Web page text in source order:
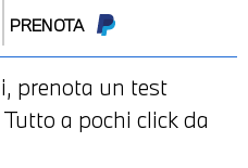
PRENOTA
prenota un test
a pochi click da